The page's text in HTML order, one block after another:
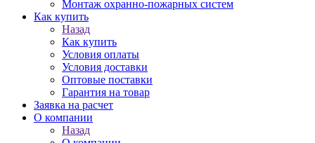
Монтаж охранно-пожарных систем
Как купить
Назад
Как купить
Условия оплаты
Условия доставки
Оптовые поставки
Гарантия на товар
Заявка на расчет
О компании
Назад